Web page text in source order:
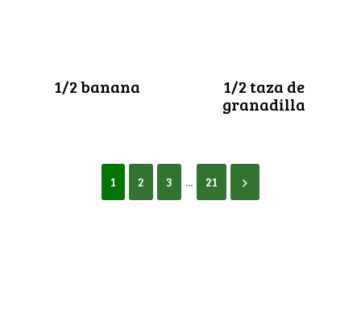
1/2 banana 1/2 taza de
granadilla
1 2 3 ... 21